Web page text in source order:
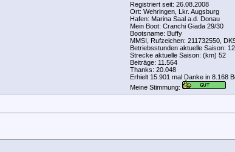
Registriert seit: 26.08.2008
Ort: Wehringen, Lkr. Augsburg
Hafen: Marina Saal a.d. Donau
Mein Boot: Cranchi Giada 29/30
Bootsname: Buffy
MMSI, Rufzeichen: 211732550,
Betriebsstunden aktuelle Saison: 12
Strecke aktuelle Saison: (km) 52
Beiträge: 11.564
Thanks: 20.048
Erhielt 15.901 mal Danke in 8.168
Meine Stimmung: